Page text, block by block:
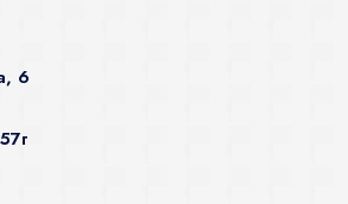
6